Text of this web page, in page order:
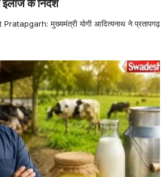
इलाज के निर्देश
मुख्यमंत्री योगी आदित्यनाथ ने प्रतापगढ़